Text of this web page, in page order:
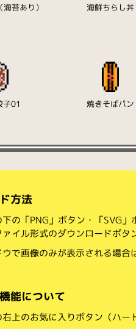
苔あり） 海鮮ちらし丼
子01 焼きそばパン
方法
の「PNG」ボタン・「SVG
イル形式のダウンロードボタ
で画像のみが表示される場
能について
上のお気に入りボタン（ハー